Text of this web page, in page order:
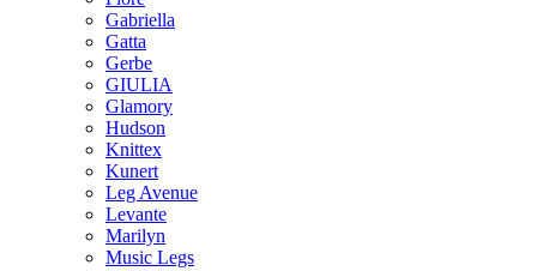
Gabriella
Gatta
Gerbe
GIULIA
Glamory
Hudson
Knittex
Kunert
Leg Avenue
Levante
Marilyn
Music Legs